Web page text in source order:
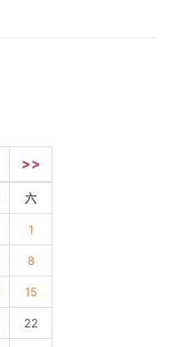
>>
六
1
8
15
22